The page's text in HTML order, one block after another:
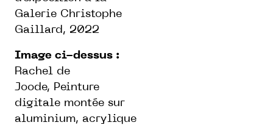
Galerie Christophe
Gaillard, 2022
Image ci-dessus :
Rachel de
Joode, Peinture
digitale montée sur
aluminium, acrylique